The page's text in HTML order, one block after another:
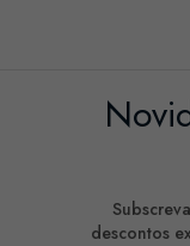
descontos